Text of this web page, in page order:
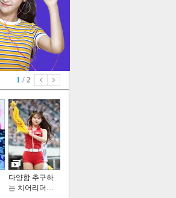
1 / 2
다양함 추구하
는 치어리더…